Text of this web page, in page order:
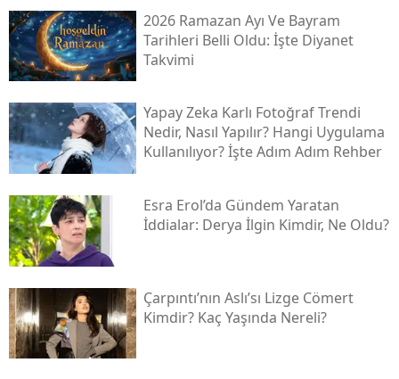
2026 Ramazan Ayı Ve Bayram
Tarihleri Belli Oldu: İşte Diyanet
Takvimi
Yapay Zeka Karlı Fotoğraf Trendi
Nedir, Nasıl Yapılır? Hangi Uygulama
Kullanılıyor? İşte Adım Adım Rehber
Esra Erol’da Gündem Yaratan
İddialar: Derya İlgin Kimdir, Ne Oldu?
Çarpıntı’nın Aslı’sı Lizge Cömert
Kimdir? Kaç Yaşında Nereli?